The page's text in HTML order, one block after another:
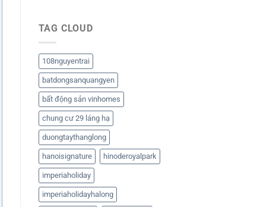
TAG CLOUD
108nguyentrai
batdongsanquangyen
bất động sản vinhomes
chung cư 29 láng hạ
duongtaythanglong
hanoisignature hinoderoyalpark
imperiaholiday
imperiaholidayhalong